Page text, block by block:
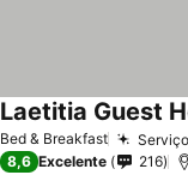
Bed & Breakfast
Laetitia Guest
8,6 Excelente 216